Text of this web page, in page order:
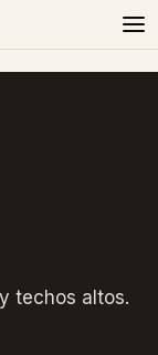
techos altos.